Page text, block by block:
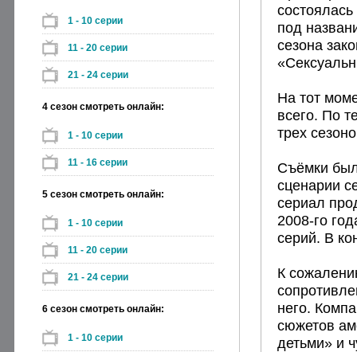
1 - 10 серии
11 - 20 серии
21 - 24 серии
4 сезон смотреть онлайн:
1 - 10 серии
11 - 16 серии
5 сезон смотреть онлайн:
1 - 10 серии
11 - 20 серии
21 - 24 серии
6 сезон смотреть онлайн:
1 - 10 серии
под
сезона
На тот
всего. По
трех
Съёмки
сценарии
сериал
2008-го
серий. В
К
него.
сюжетов
детьми» и